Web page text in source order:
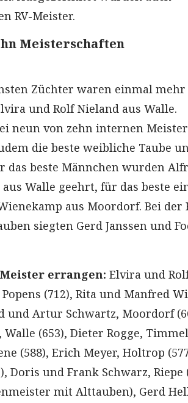
RV-Meister.
Meisterschaften
Züchter waren einmal mehr
und Rolf Nieland aus Walle.
neun von zehn internen
die beste weibliche Taube
das beste Männchen wurden
Walle geehrt, für das beste
aus Moordorf. Bei
siegten Gerd Janssen und
errangen: Elvira und
(712), Rita und Manfred
und Artur Schwartz, Moordorf
(653), Dieter Rogge,
(588), Erich Meyer, Holtrop
Doris und Frank Schwarz, Riepe
mit Alttauben), Gerd